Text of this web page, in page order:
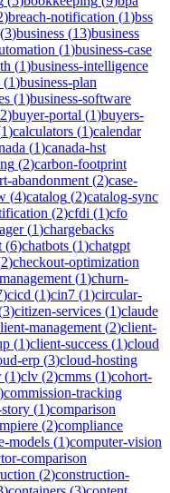
)breach-notification (1)bss
(3)business (13)business
(1)business-case
(1)business-intelligence
(1)business-plan
(1)business-software
2)buyer-portal (1)buyers-
1)calculators (1)calendar
(1)canada-hst
(2)carbon-footprint
abandonment (2)case-
(4)catalog (2)catalog-sync
(2)cfdi (1)cfo
(1)chargebacks
(6)chatbots (1)chatgpt
2)checkout-optimization
(1)churn-
)cicd (1)cin7 (1)circular-
3)citizen-services (1)claude
management (2)client-
(1)client-success (1)cloud
erp (3)cloud-hosting
(1)clv (2)cmms (1)cohort-
)commission-tracking
(1)comparison
(2)compliance
models (1)computer-vision
comparison
(2)construction-